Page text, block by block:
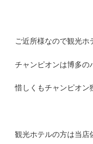
ご近所様なので観光
チャンピオンは博多の
惜しくもチャンピオン
観光ホテルの方は当店